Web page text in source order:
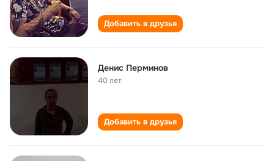
Добавить в друзья
Денис Перминов
40 лет
Добавить в друзья